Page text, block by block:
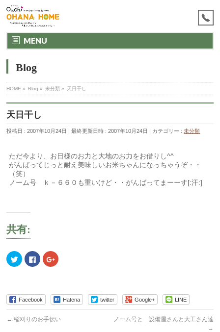
MENU
Blog
HOME » Blog » 未分類 » 天日干し
天日干し
投稿日 : 2007年10月24日 最終更新日時 : 2007年10月24日 カテゴリー :未分類
ただ今より、お日様のお力と大地のお力をお借りし^^
がんばってじっと耐え美味しいお米ちゃんになっちゃうぞ・・
（笑）
ノーム号 ｋ－６６０も重いけど・・がんばってまーーす[:汗:]
共有:
ク
リ
Twitter
で
共
有
(新
し
Facebook
で
に
は
ク
リ
ッ
ク
ク
リ
Google+
で
共
有
(新
し
Facebook Hatena twitter Google+ LINE
← 稲刈りのお手伝い
ノーム号と 設備屋さんと大工さん達
→